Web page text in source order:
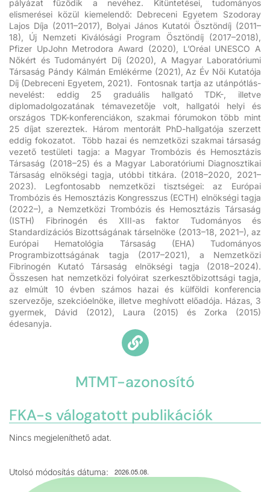
pályázat fűződik a nevéhez. Kitüntetései, tudományos
elismerései közül kiemelendő: Debreceni Egyetem Szodoray
Lajos Díja (2011–2017), Bolyai János Kutatói Ösztöndíj (2011–
18), Új Nemzeti Kiválósági Program Ösztöndíj (2017–2018),
Pfizer UpJohn Metrodora Award (2020), L’Oréal UNESCO A
Nőkért és Tudományért Díj (2020), A Magyar Laboratóriumi
Társaság Pándy Kálmán Emlékérme (2021), Az Év Női Kutatója
Díj (Debreceni Egyetem, 2021). Fontosnak tartja az utánpótlás-
nevelést: eddig 25 graduális hallgató TDK-, illetve
diplomadolgozatának témavezetője volt, hallgatói helyi és
országos TDK-konferenciákon, szakmai fórumokon több mint
25 díjat szereztek. Három mentorált PhD-hallgatója szerzett
eddig fokozatot.
Több hazai és nemzetközi szakmai társaság
vezető testületi tagja: a Magyar Trombózis és Hemosztázis
Társaság (2018–25) és a Magyar Laboratóriumi Diagnosztikai
Társaság elnökségi tagja, utóbbi titkára. (2018–2020, 2021–
2023). Legfontosabb nemzetközi tisztségei: az Európai
Trombózis és Hemosztázis Kongresszus (ECTH) elnökségi tagja
(2022–), a Nemzetközi Trombózis és Hemosztázis Társaság
(ISTH) Fibrinogén és XIII-as faktor Tudományos és
Standardizációs Bizottságának társelnöke (2013–18, 2021–), az
Európai Hematológia Társaság (EHA) Tudományos
Programbizottságának tagja (2017–2021), a Nemzetközi
Fibrinogén Kutató Társaság elnökségi tagja (2018–2024).
Összesen hat nemzetközi folyóirat szerkesztőbizottsági tagja,
az elmúlt 10 évben számos hazai és külföldi konferencia
szervezője, szekcióelnöke, illetve meghívott előadója. Házas, 3
gyermek, Dávid (2012), Laura (2015) és Zorka (2015)
édesanyja.
MTMT-azonosító
FKA-s válogatott publikációk
Nincs megjeleníthető adat.
Utolsó módosítás dátuma: 2026.05.08.